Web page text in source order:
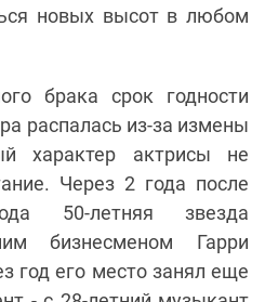
новых высот в любом
брака срок годности
распалась из-за измены
характер актрисы не
Через 2 года после
50-летняя звезда
бизнесменом Гарри
год его место занял еще